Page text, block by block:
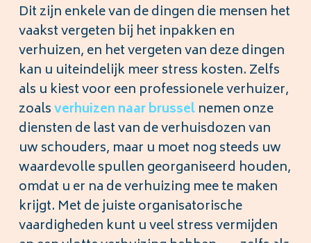
Dit zijn enkele van de dingen die mensen het
vaakst vergeten bij het inpakken en
verhuizen, en het vergeten van deze dingen
kan u uiteindelijk meer stress kosten. Zelfs
als u kiest voor een professionele verhuizer,
zoalsverhuizennaar brusselnemen onze
diensten de last van de verhuisdozen van
uw schouders, maar u moet nog steeds uw
waardevolle spullen georganiseerd houden,
omdat u er na de verhuizing mee te maken
krijgt. Met de juiste organisatorische
vaardigheden kunt u veel stress vermijden